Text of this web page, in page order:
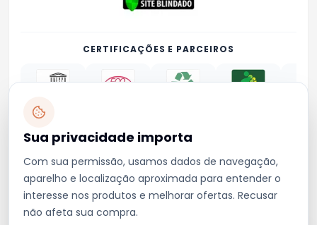
CERTIFICAÇÕES E PARCEIROS
PrivacidadeTermos Trocas e devoluções
emporionordeste4@gmail.com
(73) 99849-0008
2026 - Emporio Nordeste LTDA. © Todos os Direitos Reservados. CNPJ
Sua privacidade importa
Com sua permissão, usamos dados de navegação,
aparelho e localização aproximada para entender o
interesse nos produtos e melhorar ofertas. Recusar
não afeta sua compra.